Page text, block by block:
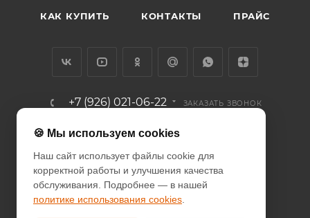
КАК КУПИТЬ КОНТАКТЫ ПРАЙС
+7 (926) 021-06-22 ЗАКАЗАТЬ ЗВОНОК
info@diodcity.ru
г. Москва, Союзный проспект, д.
14/9, метро Новогиреево
ПОЛИТИКА КОНФИДЕНЦИАЛЬНОСТИ
🍪 Мы используем cookies
Наш сайт использует файлы cookie для
корректной работы и улучшения качества
обслуживания. Подробнее — в нашей
политике использования cookies